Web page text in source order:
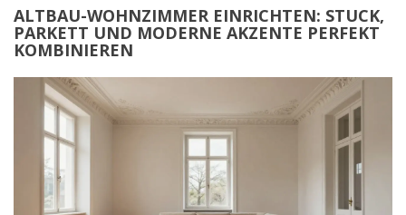
ALTBAU-WOHNZIMMER EINRICHTEN: STUCK,
PARKETT UND MODERNE AKZENTE PERFEKT
KOMBINIEREN